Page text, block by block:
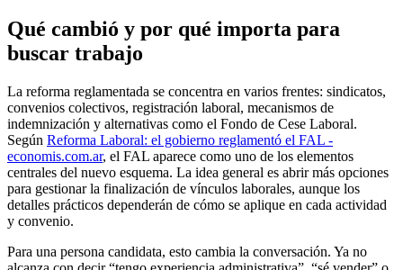
Qué cambió y por qué importa para
buscar trabajo
La reforma reglamentada se concentra en varios frentes: sindicatos,
convenios colectivos, registración laboral, mecanismos de
indemnización y alternativas como el Fondo de Cese Laboral.
Según Reforma Laboral: el gobierno reglamentó el FAL -
economis.com.ar, el FAL aparece como uno de los elementos
centrales del nuevo esquema. La idea general es abrir más opciones
para gestionar la finalización de vínculos laborales, aunque los
detalles prácticos dependerán de cómo se aplique en cada actividad
y convenio.
Para una persona candidata, esto cambia la conversación. Ya no